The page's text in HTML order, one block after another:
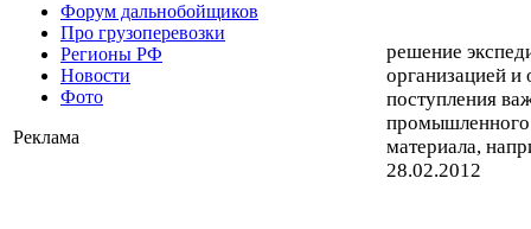
Форум дальнобойщиков
Про грузоперевозки
Регионы РФ
Новости
Фото
Реклама
решение
организацией и
поступления
промышленного
материала,
28.02.2012